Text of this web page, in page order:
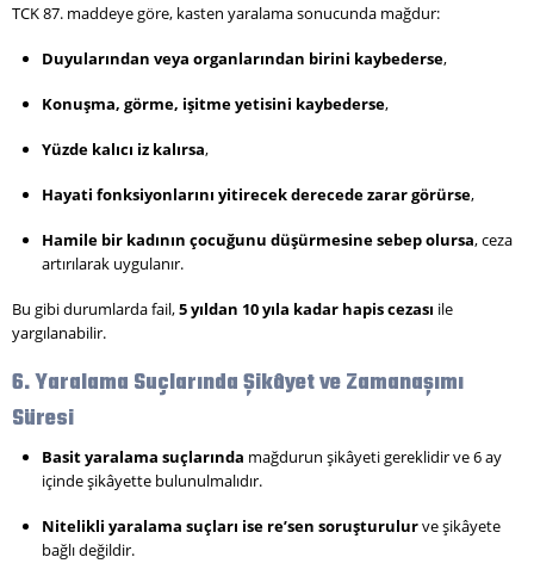
TCK 87. maddeye göre, kasten yaralama sonucunda mağdur:
Duyularından veya organlarından birini kaybederse,
Konuşma, görme, işitme yetisini kaybederse,
Yüzde kalıcı iz kalırsa,
Hayati fonksiyonlarını yitirecek derecede zarar görürse,
Hamile bir kadının çocuğunu düşürmesine sebep olursa, ceza
artırılarak uygulanır.
Bu gibi durumlarda fail,5 yıldan 10 yıla kadar hapis cezası ile
yargılanabilir.
6. Yaralama Suçlarında Şikâyet ve Zamanaşımı
Süresi
Basit yaralama suçlarında mağdurun şikâyeti gereklidir ve 6 ay
içinde şikâyette bulunulmalıdır.
Nitelikli yaralama suçları ise re’sen soruşturulurve şikâyete
bağlı değildir.